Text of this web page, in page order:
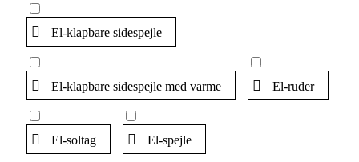
El-klapbare sidespejle
El-klapbare sidespejle med varme El-ruder
El-soltag El-spejle